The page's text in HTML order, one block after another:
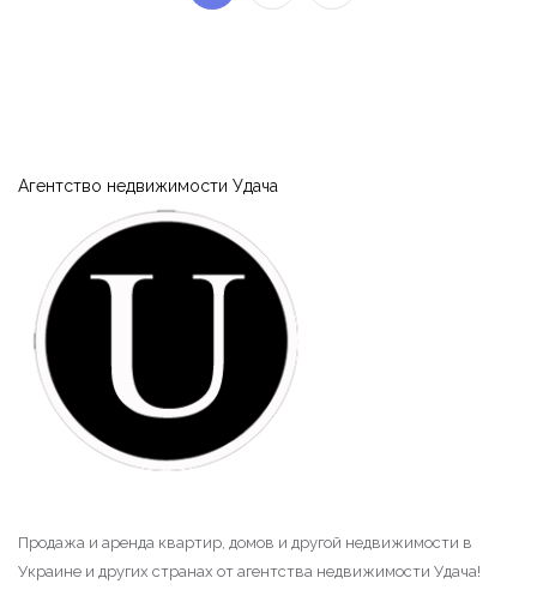
Агентство недвижимости Удача
Продажа и аренда квартир, домов и другой недвижимости в
Украине и других странах от агентства недвижимости Удача!